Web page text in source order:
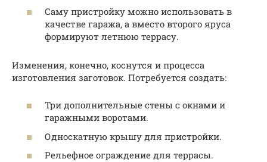
Саму пристройку можно использовать в
качестве гаража, а вместо второго яруса
формируют летнюю террасу.
Изменения, конечно, коснутся и процесса
изготовления заготовок. Потребуется создать:
Три дополнительные стены с окнами и
гаражными воротами.
Односкатную крышу для пристройки.
Рельефное ограждение для террасы.